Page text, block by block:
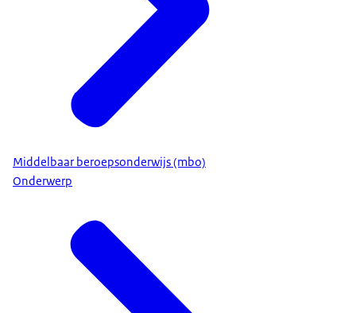
Middelbaar beroepsonderwijs (mbo)
Onderwerp